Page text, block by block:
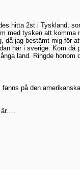
hitta 2st i Tyskland,
med tysken att komma
då jag bestämt mig för
här i sverige. Kom då
land. Ringde honom
på den
är….